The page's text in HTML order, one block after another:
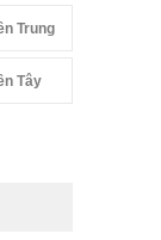
Trung
Tây